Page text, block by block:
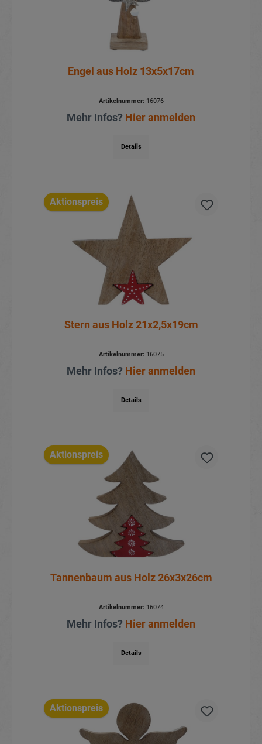
Engel aus Holz 13x5x17cm
Artikelnummer:16076
Mehr Infos? Hier anmelden
Details
Aktionspreis
Stern aus Holz 21x2,5x19cm
Artikelnummer:16075
Mehr Infos? Hier anmelden
Details
Aktionspreis
Tannenbaum aus Holz 26x3x26cm
Artikelnummer:16074
Mehr Infos? Hier anmelden
Details
Aktionspreis